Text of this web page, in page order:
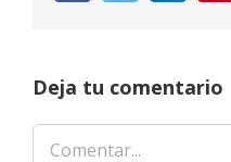
Deja tu comentario
Comentar